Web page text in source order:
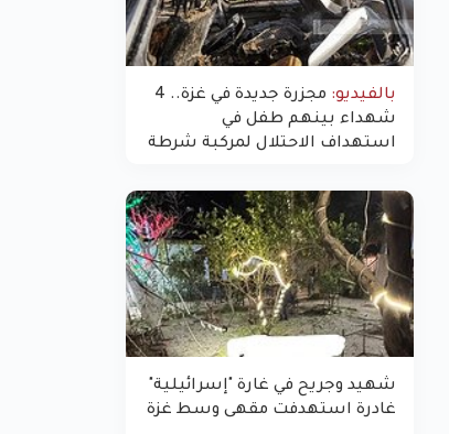
بالفيديو:
مجزرة جديدة في غزة.. 4
شهداء بينهم طفل في
استهداف الاحتلال لمركبة شرطة
شهيد وجريح في غارة "إسرائيلية"
غادرة استهدفت مقهى وسط غزة